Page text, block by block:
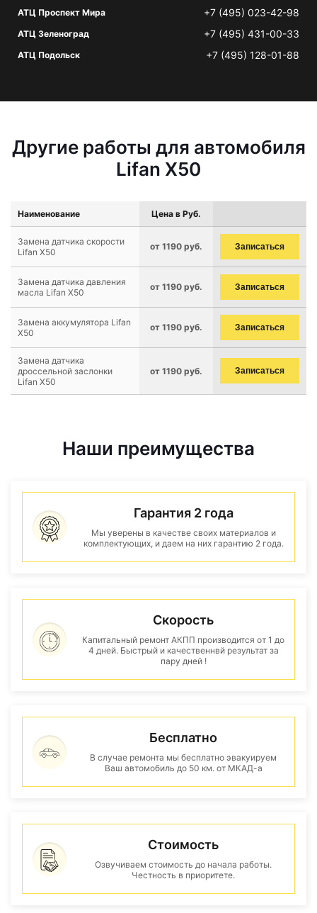
АТЦ Проспект Мира +7 (495) 023-42-98
АТЦ Зеленоград +7 (495) 431-00-33
АТЦ Подольск +7 (495) 128-01-88
Другие работы для автомобиля
Lifan X50
Наименование Цена в Руб.
Замена датчика скорости
Lifan X50
от 1190 руб. Записаться
Замена датчика давления
масла Lifan X50
от 1190 руб. Записаться
Замена аккумулятора Lifan
X50
от 1190 руб. Записаться
Замена датчика
дроссельной заслонки
Lifan X50
от 1190 руб. Записаться
Наши преимущества
Гарантия 2 года
Мы уверены в качестве своих материалов и
комплектующих, и даем на них гарантию 2 года.
Скорость
Капитальный ремонт АКПП производится от 1 до
4 дней. Быстрый и качественнвй результат за
пару дней !
Бесплатно
В случае ремонта мы бесплатно эвакуируем
Ваш автомобиль до 50 км. от МКАД-а
Стоимость
Озвучиваем стоимость до начала работы.
Честность в приоритете.